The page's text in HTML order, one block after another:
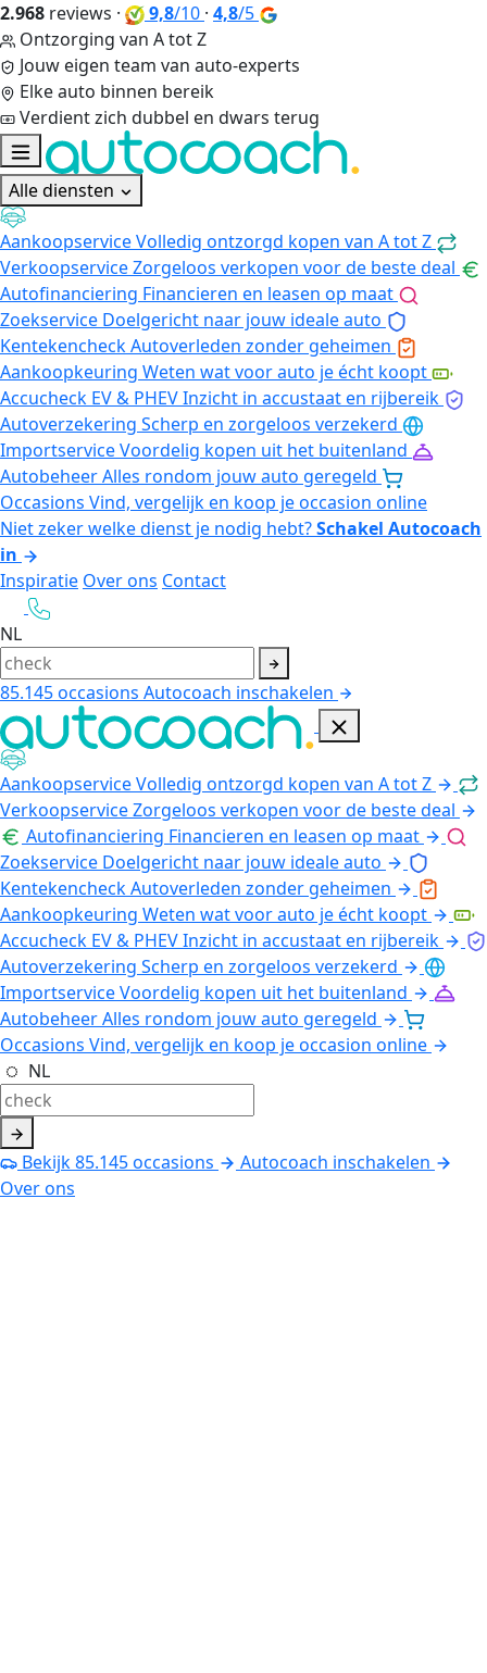
2.968 reviews · 9,8/10 · 4,8/5
Ontzorging van A tot Z
Jouw eigen team van auto-experts
Elke auto binnen bereik
Verdient zich dubbel en dwars terug
Alle diensten
AankoopserviceVolledig ontzorgd kopen van A tot Z
VerkoopserviceZorgeloos verkopen voor de beste deal
Autofinanciering Financieren en leasen op maat
Zoekservice Doelgericht naar jouw ideale auto
KentekencheckAutoverleden zonder geheimen
Aankoopkeuring Weten wat voor auto je écht koopt
Accucheck EV & PHEVInzicht in accustaat en rijbereik
Autoverzekering Scherp en zorgeloos verzekerd
ImportserviceVoordelig kopen uit het buitenland
AutobeheerAlles rondom jouw auto geregeld
Occasions Vind, vergelijk en koop je occasion online
Niet zeker welke dienst je nodig hebt?Schakel Autocoach
in
Inspiratie Over ons Contact
NL
85.145occasions Autocoach inschakelen
AankoopserviceVolledig ontzorgd kopen van A tot Z
VerkoopserviceZorgeloos verkopen voor de beste deal
Autofinanciering Financieren en leasen op maat
Zoekservice Doelgericht naar jouw ideale auto
KentekencheckAutoverleden zonder geheimen
Aankoopkeuring Weten wat voor auto je écht koopt
Accucheck EV & PHEVInzicht in accustaat en rijbereik
Autoverzekering Scherp en zorgeloos verzekerd
ImportserviceVoordelig kopen uit het buitenland
AutobeheerAlles rondom jouw auto geregeld
Occasions Vind, vergelijk en koop je occasion online
NL
Bekijk85.145occasions
Autocoach inschakelen
Over ons